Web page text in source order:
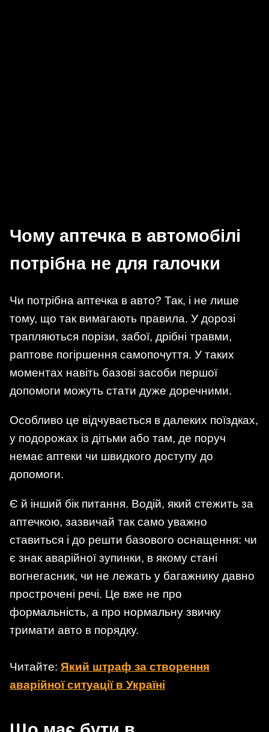
Чому аптечка в автомобілі
потрібна не для галочки
Чи потрібна аптечка в авто? Так, і не лише
тому, що так вимагають правила. У дорозі
трапляються порізи, забої, дрібні травми,
раптове погіршення самопочуття. У таких
моментах навіть базові засоби першої
допомоги можуть стати дуже доречними.
Особливо це відчувається в далеких поїздках,
у подорожах із дітьми або там, де поруч
немає аптеки чи швидкого доступу до
допомоги.
Є й інший бік питання. Водій, який стежить за
аптечкою, зазвичай так само уважно
ставиться і до решти базового оснащення: чи
є знак аварійної зупинки, в якому стані
вогнегасник, чи не лежать у багажнику давно
прострочені речі. Це вже не про
формальність, а про нормальну звичку
тримати авто в порядку.
Читайте: Який штраф за створення
аварійної ситуації в Україні